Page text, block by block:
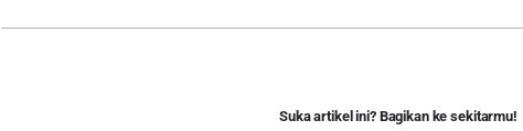
Suka artikel ini? Bagikan ke sekitarmu!